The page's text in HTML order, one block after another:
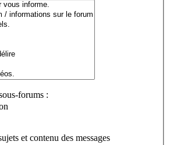
forums :
et contenu des messages